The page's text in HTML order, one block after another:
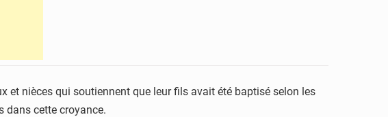
et nièces qui soutiennent que leur fils avait été baptisé selon les
dans cette croyance.